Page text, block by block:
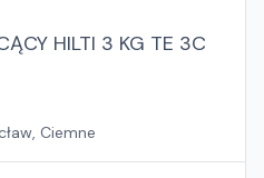
HILTI 3 KG TE 3C
Ciemne